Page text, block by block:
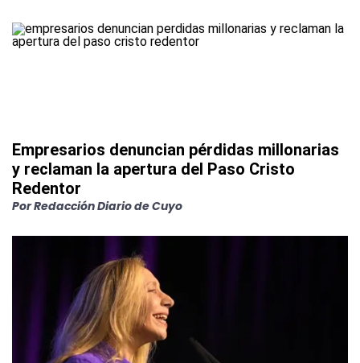
Empresarios denuncian pérdidas millonarias
y reclaman la apertura del Paso Cristo
Redentor
PorRedacción Diario de Cuyo